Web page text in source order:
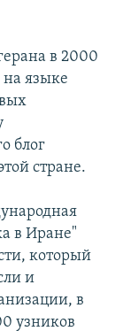
в 2000
на языке
блог
стране.
в Иране"
который
и
в
узников